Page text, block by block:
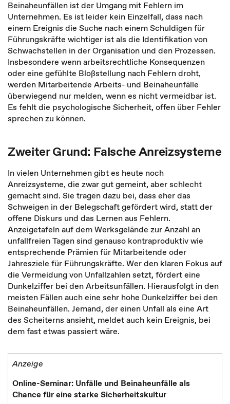
Beinaheunfällen ist der Umgang mit Fehlern im
Unternehmen. Es ist leider kein Einzelfall, dass nach
einem Ereignis die Suche nach einem Schuldigen für
Führungskräfte wichtiger ist als die Identifikation von
Schwachstellen in der Organisation und den Prozessen.
Insbesondere wenn arbeitsrechtliche Konsequenzen
oder eine gefühlte Bloßstellung nach Fehlern droht,
werden Mitarbeitende Arbeits- und Beinaheunfälle
überwiegend nur melden, wenn es nicht vermeidbar ist.
Es fehlt die psychologische Sicherheit, offen über Fehler
sprechen zu können.
Zweiter Grund: Falsche Anreizsysteme
In vielen Unternehmen gibt es heute noch
Anreizsysteme, die zwar gut gemeint, aber schlecht
gemacht sind. Sie tragen dazu bei, dass eher das
Schweigen in der Belegschaft gefördert wird, statt der
offene Diskurs und das Lernen aus Fehlern.
Anzeigetafeln auf dem Werksgelände zur Anzahl an
unfallfreien Tagen sind genauso kontraproduktiv wie
entsprechende Prämien für Mitarbeitende oder
Jahresziele für Führungskräfte. Wer den klaren Fokus auf
die Vermeidung von Unfallzahlen setzt, fördert eine
Dunkelziffer bei den Arbeitsunfällen. Hierausfolgt in den
meisten Fällen auch eine sehr hohe Dunkelziffer bei den
Beinaheunfällen. Jemand, der einen Unfall als eine Art
des Scheiterns ansieht, meldet auch kein Ereignis, bei
dem fast etwas passiert wäre.
Anzeige
Online-Seminar: Unfälle und Beinaheunfälle als
Chance für eine starke Sicherheitskultur